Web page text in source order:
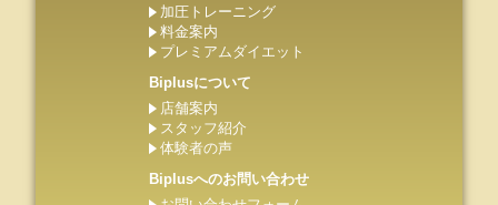
加圧トレーニング
料金案内
プレミアムダイエット
Biplusについて
店舗案内
スタッフ紹介
体験者の声
Biplusへのお問い合わせ